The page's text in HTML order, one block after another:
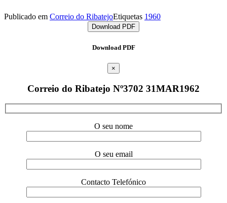
Publicado em Correio do RibatejoEtiquetas 1960
Download PDF
Download PDF
×
Correio do Ribatejo Nº3702 31MAR1962
O seu nome
O seu email
Contacto Telefónico